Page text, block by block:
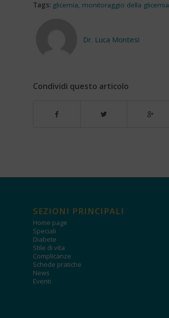
Tags: glicemia, monitoraggio della glicemia
Dr. Luca Montesi
Condividi questo articolo
SEZIONI PRINCIPALI
Home page
Speciali
Diabete
Stile di vita
Complicanze
Schede pratiche
News
Eventi